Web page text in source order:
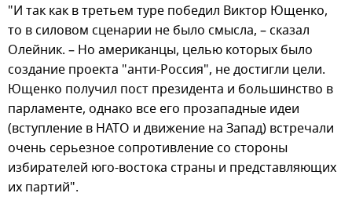
"И так как в третьем туре победил Виктор Ющенко,
то в силовом сценарии не было смысла, – сказал
Олейник. – Но американцы, целью которых было
создание проекта "анти-Россия", не достигли цели.
Ющенко получил пост президента и большинство в
парламенте, однако все его прозападные идеи
(вступление в НАТО и движение на Запад) встречали
очень серьезное сопротивление со стороны
избирателей юго-востока страны и представляющих
их партий".